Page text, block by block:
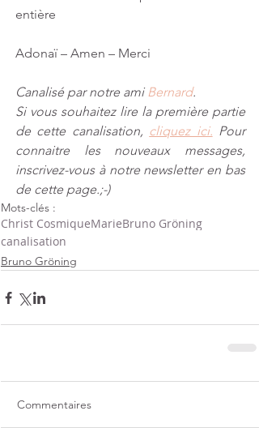
entière
Adonaï – Amen – Merci
Canalisé par notre ami Bernard​.
Si vous souhaitez lire la première partie
de cette canalisation, cliquez ici. Pour
connaitre les nouveaux messages,
inscrivez-vous à notre newsletter en bas
de cette page.;-)
Mots-clés :
Christ CosmiqueMarieBruno Gröning
canalisation
Bruno Gröning
Commentaires